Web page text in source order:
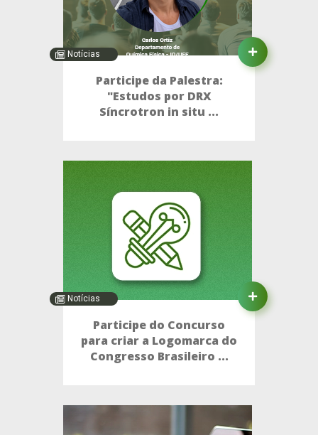
Notícias
Participe da Palestra:
"Estudos por DRX
Síncrotron in situ ...
Notícias
Participe do Concurso
para criar a Logomarca do
Congresso Brasileiro ...